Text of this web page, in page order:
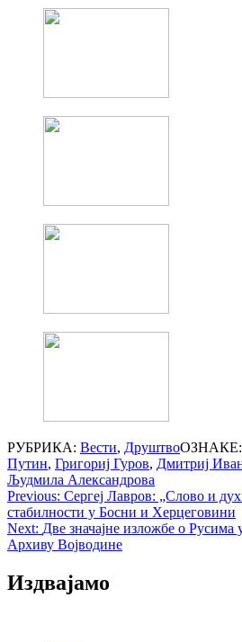
РУБРИКА: Вести, ДруштвоОЗНАКЕ:
Путин, Григориј Гуров, Дмитриј
Људмила Александрова
Post
navigation
Previous: Сергеј Лавров: „Слово и
стабилности у Босни и Херцеговини
Next: Две значајне изложбе о Русима
Архиву Војводине
Издвајамо